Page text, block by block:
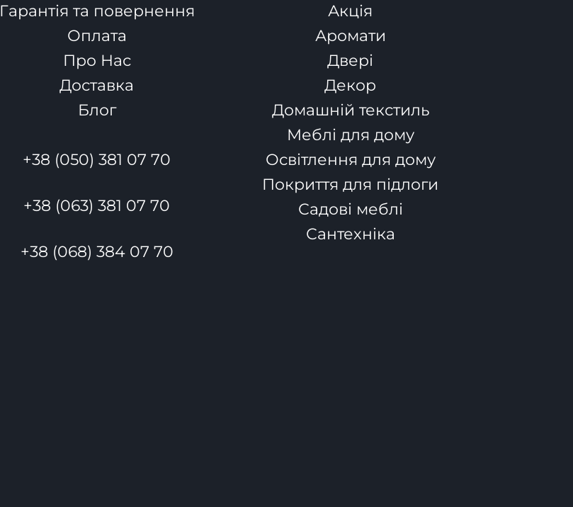
Гарантія та повернення
Оплата
Про Нас
Доставка
Блог
+38 (050) 381 07 70
+38 (063) 381 07 70
+38 (068) 384 07 70
Акція
Аромати
Двері
Декор
Домашній текстиль
Меблі для дому
Освітлення для дому
Покриття для підлоги
Садові меблі
Сантехніка